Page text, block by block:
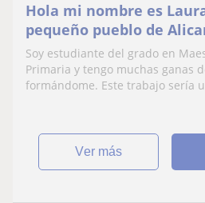
Hola mi nombre es
pequeño pueblo de
persona activa que le
los demás. Daria clases
cualquier asignatura, o
Soy estudiante del grado en
Primaria y tengo muchas ganas
formándome. Este trabajo sería
ver más